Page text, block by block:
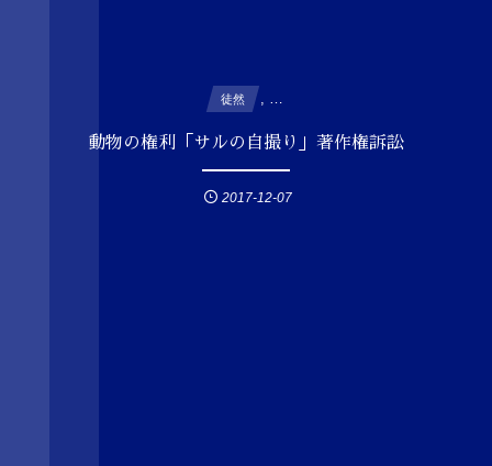
徒然 , …
動物の権利「サルの自撮り」著作権訴訟
2017-12-07